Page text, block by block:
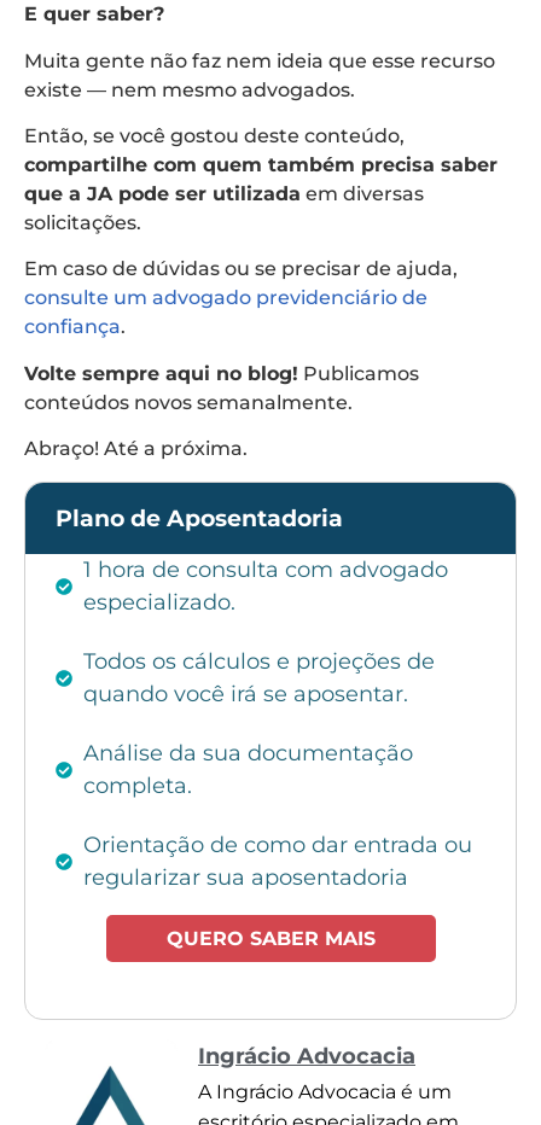
E quer saber?
Muita gente não faz nem ideia que esse recurso
existe — nem mesmo advogados.
Então, se você gostou deste conteúdo,
compartilhe com quem também precisa saber
que a JA pode ser utilizada em diversas
solicitações.
Em caso de dúvidas ou se precisar de ajuda,
consulte um advogado previdenciário de
confiança.
Volte sempre aqui no blog! Publicamos
conteúdos novos semanalmente.
Abraço! Até a próxima.
Plano de Aposentadoria
1 hora de consulta com advogado
especializado.
Todos os cálculos e projeções de
quando você irá se aposentar.
Análise da sua documentação
completa.
Orientação de como dar entrada ou
regularizar sua aposentadoria
QUERO SABER MAIS
Ingrácio Advocacia
A Ingrácio Advocacia é um